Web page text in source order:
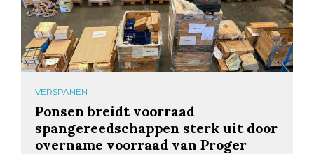
VERSPANEN
Ponsen breidt voorraad
spangereedschappen sterk uit door
overname voorraad van Proger